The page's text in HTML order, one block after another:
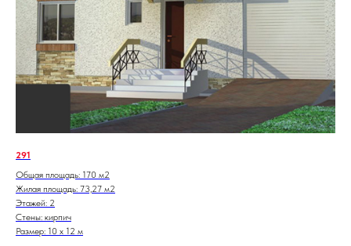
291
Общая площадь: 170 м2
Жилая площадь: 73,27 м2
Этажей: 2
Стены: кирпич
Размер: 10 х 12 м